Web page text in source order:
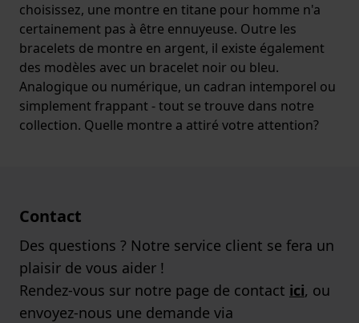
choisissez, une montre en titane pour homme n'a
certainement pas à être ennuyeuse. Outre les
bracelets de montre en argent, il existe également
des modèles avec un bracelet noir ou bleu.
Analogique ou numérique, un cadran intemporel ou
simplement frappant - tout se trouve dans notre
collection. Quelle montre a attiré votre attention?
Contact
Des questions ? Notre service client se fera un
plaisir de vous aider !
Rendez-vous sur notre page de contact ici, ou
envoyez-nous une demande via